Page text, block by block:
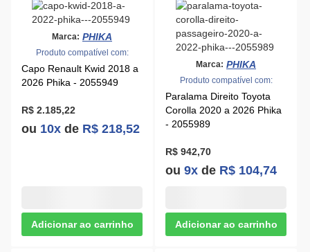
ou9xdeR$ 104,74
Marca: PHIKA
CONSULTE DISPONIBILIDADE
Marca:
Produto compatível com: